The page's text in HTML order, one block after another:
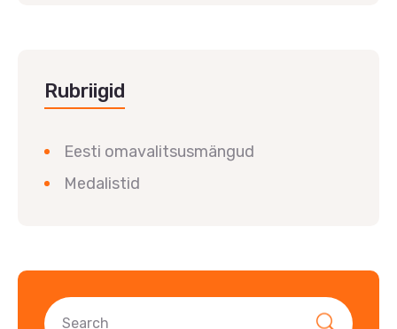
Rubriigid
Eesti omavalitsusmängud
Medalistid